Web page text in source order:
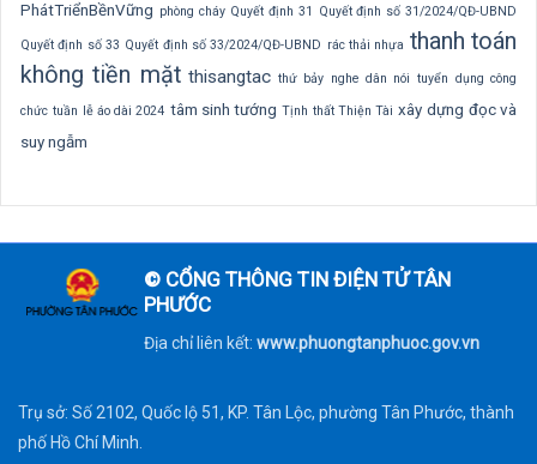
PhátTriểnBềnVững phòng cháy Quyết định 31 Quyết định số 31/2024/QĐ-UBND
Quyết định số 33 Quyết định số 33/2024/QĐ-UBND rác thải nhựa thanh toán
không tiền mặt thisangtac thứ bảy nghe dân nói tuyển dụng công
chức tuần lễ áo dài 2024 tâm sinh tướng Tịnh thất Thiện Tài xây dựng đọc và
suy ngẫm
© CỔNG THÔNG TIN ĐIỆN TỬ TÂN
PHƯỚC
Địa chỉ liên kết: www.phuongtanphuoc.gov.vn
Trụ sở: Số 2102, Quốc lộ 51, KP. Tân Lộc, phường Tân Phước, thành
phố Hồ Chí Minh.